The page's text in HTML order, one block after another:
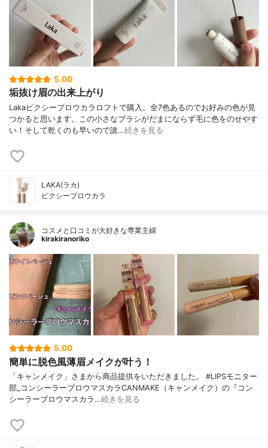
5.00
垢抜け眉の出来上がり
Lakaピクシーブロウカラロフトで購入。全7色あるのでお好みの色が見
つかると思います。この小さなブラシがだまにならず毛に色をのせやす
い！そして乾くのも早いので誰…続きを見る
LAKA(ラカ)
ピクシーブロウカラ
コスメと口コミが大好きな専業主婦
kirakiranoriko
5.00
簡単に脱色風薄眉メイクが叶う！
「キャンメイク」さまから商品提供をいただきました。 #LIPSモニター
部_コンシーラーブロウマスカラCANMAKE（キャンメイク）の『コン
シーラーブロウマスカラ…続きを見る